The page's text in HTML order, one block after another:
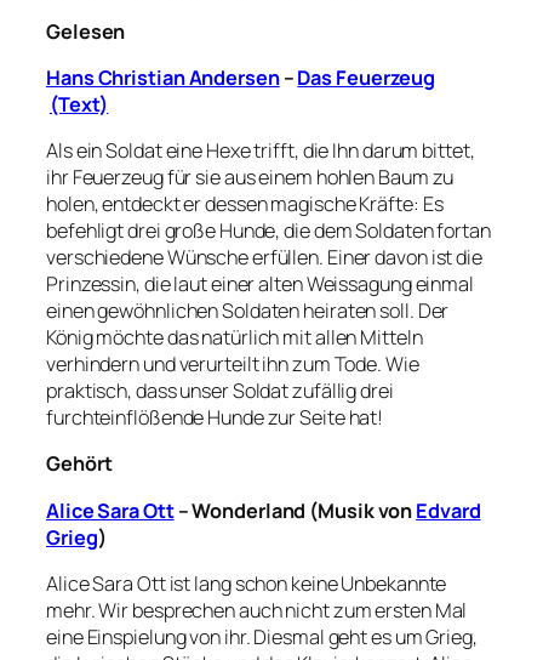
Gelesen
Hans Christian Andersen–Das Feuerzeug
(Text)
Als ein Soldat eine Hexe trifft, die Ihn darum bittet,
ihr Feuerzeug für sie aus einem hohlen Baum zu
holen, entdeckt er dessen magische Kräfte: Es
befehligt drei große Hunde, die dem Soldaten fortan
verschiedene Wünsche erfüllen. Einer davon ist die
Prinzessin, die laut einer alten Weissagung einmal
einen gewöhnlichen Soldaten heiraten soll. Der
König möchte das natürlich mit allen Mitteln
verhindern und verurteilt ihn zum Tode. Wie
praktisch, dass unser Soldat zufällig drei
furchteinflößende Hunde zur Seite hat!
Gehört
Alice Sara Ott– Wonderland (Musik vonEdvard
Grieg)
Alice Sara Ott ist lang schon keine Unbekannte
mehr. Wir besprechen auch nicht zum ersten Mal
eine Einspielung von ihr. Diesmal geht es um Grieg,